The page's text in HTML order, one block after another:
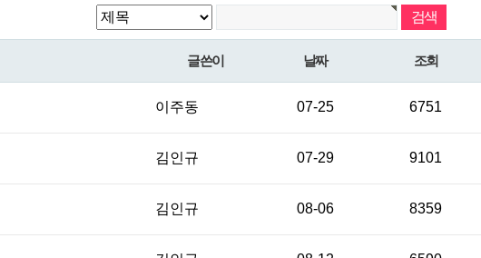
글쓴이 날짜 조회
이주동 07-25 6751
김인규 07-29 9101
김인규 08-06 8359